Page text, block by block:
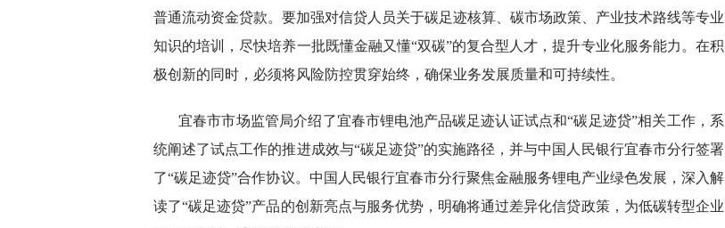
普通流动资金贷款。要加强对信贷人员关于碳足迹核算、碳市场政策、产业技术路线等专业
知识的培训，尽快培养一批既懂金融又懂“双碳”的复合型人才，提升专业化服务能力。在积
极创新的同时，必须将风险防控贯穿始终，确保业务发展质量和可持续性。
宜春市市场监管局介绍了宜春市锂电池产品碳足迹认证试点和“碳足迹贷”相关工作，系
统阐述了试点工作的推进成效与“碳足迹贷”的实施路径，并与中国人民银行宜春市分行签署
了“碳足迹贷”合作协议。中国人民银行宜春市分行聚焦金融服务锂电产业绿色发展，深入解
读了“碳足迹贷”产品的创新亮点与服务优势，明确将通过差异化信贷政策，为低碳转型企业